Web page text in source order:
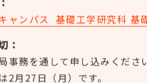
ャンパス 基礎工学研究科 基
：
務を通して申し込みくださ